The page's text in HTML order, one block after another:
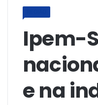
Ipem-
e na